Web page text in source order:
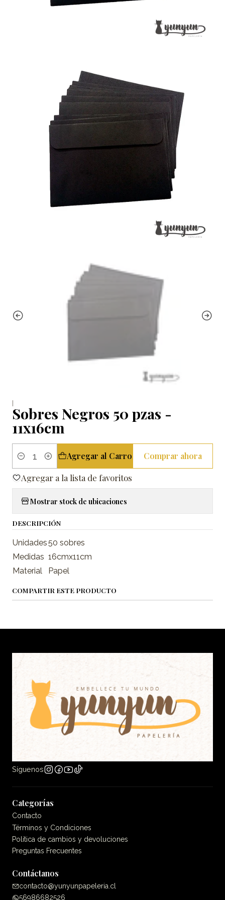
|
Sobres Negros 50 pzas -
11x16cm
Cantidad
Agregar al Carro Comprar ahora
Agregar a la lista de favoritos
Mostrar stock de ubicaciones
DESCRIPCIÓN
Unidades50 sobres
Medidas 16cmx11cm
Material
Papel
COMPARTIR ESTE PRODUCTO
Síguenos
Categorías
Contacto
Términos y Condiciones
Politica de cambios y devoluciones
Preguntas Frecuentes
Contáctanos
contacto@yunyunpapeleria.cl
56986682526